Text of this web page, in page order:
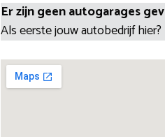
Er zijn geen autogarages
Als eerste jouw autobedrijf hier?